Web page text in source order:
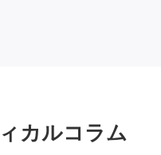
カルコラム